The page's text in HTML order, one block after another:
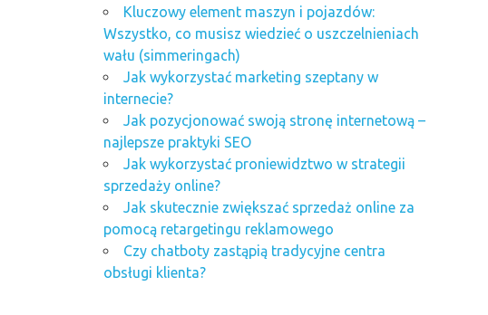
Kluczowy element maszyn i pojazdów:
Wszystko, co musisz wiedzieć o uszczelnieniach
wału (simmeringach)
Jak wykorzystać marketing szeptany w
internecie?
Jak pozycjonować swoją stronę internetową –
najlepsze praktyki SEO
Jak wykorzystać proniewidztwo w strategii
sprzedaży online?
Jak skutecznie zwiększać sprzedaż online za
pomocą retargetingu reklamowego
Czy chatboty zastąpią tradycyjne centra
obsługi klienta?